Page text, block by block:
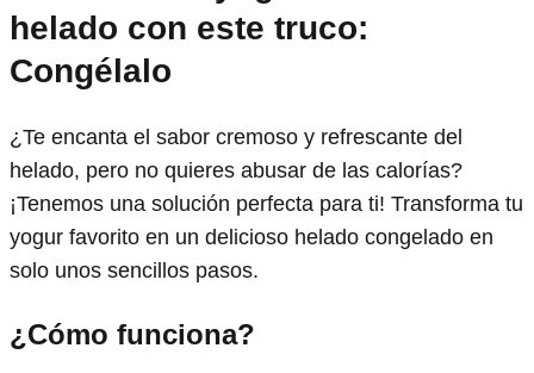
helado con este truco:
Congélalo
¿Te encanta el sabor cremoso y refrescante del
helado, pero no quieres abusar de las calorías?
¡Tenemos una solución perfecta para ti! Transforma tu
yogur favorito en un delicioso helado congelado en
solo unos sencillos pasos.
¿Cómo funciona?